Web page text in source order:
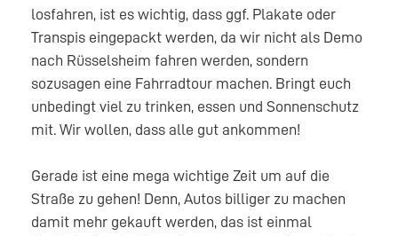
losfahren, ist es wichtig, dass ggf. Plakate oder
Transpis eingepackt werden, da wir nicht als Demo
nach Rüsselsheim fahren werden, sondern
sozusagen eine Fahrradtour machen. Bringt euch
unbedingt viel zu trinken, essen und Sonnenschutz
mit. Wir wollen, dass alle gut ankommen!
Gerade ist eine mega wichtige Zeit um auf die
Straße zu gehen! Denn, Autos billiger zu machen
damit mehr gekauft werden, das ist einmal